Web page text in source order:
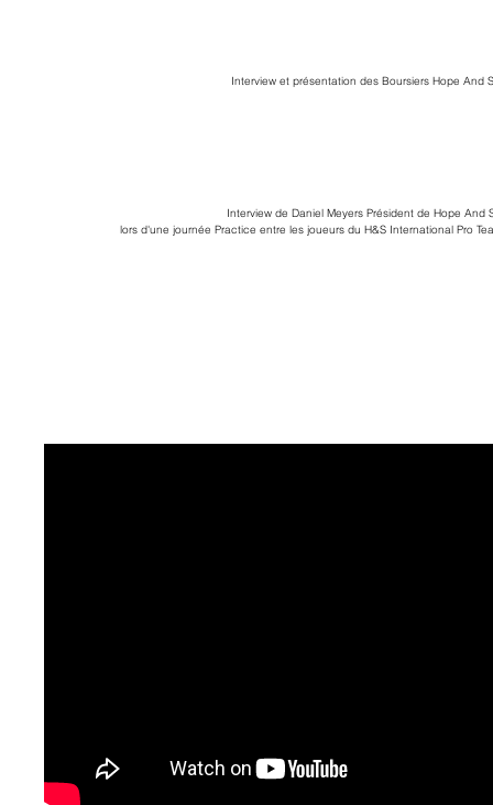
Interview de Daniel Meyers Président de Hope And
lors d'une journée Practice entre les joueurs du H&S International Pro
Interview et présentation des Boursiers Hope And